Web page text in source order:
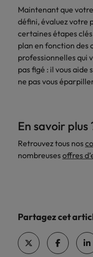
Maintenant que
défini, évaluez votre
certaines étapes
plan en fonction des
professionnelles qui
pas figé : il vous
ne pas vous
En savoir plus
Retrouvez tous nos
nombreusesoffres
Partagez cet